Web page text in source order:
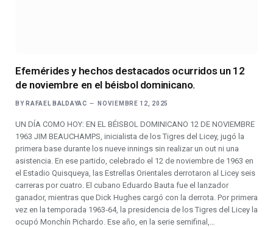
Efemérides y hechos destacados ocurridos un 12
de noviembre en el béisbol dominicano.
BY RAFAEL BALDAYAC NOVIEMBRE 12, 2025
UN DÍA COMO HOY: EN EL BÉISBOL DOMINICANO 12 DE NOVIEMBRE
1963 JIM BEAUCHAMPS, inicialista de los Tigres del Licey, jugó la
primera base durante los nueve innings sin realizar un out ni una
asistencia. En ese partido, celebrado el 12 de noviembre de 1963 en
el Estadio Quisqueya, las Estrellas Orientales derrotaron al Licey seis
carreras por cuatro. El cubano Eduardo Bauta fue el lanzador
ganador, mientras que Dick Hughes cargó con la derrota. Por primera
vez en la temporada 1963‑64, la presidencia de los Tigres del Licey la
ocupó Monchín Pichardo. Ese año, en la serie semifinal,…